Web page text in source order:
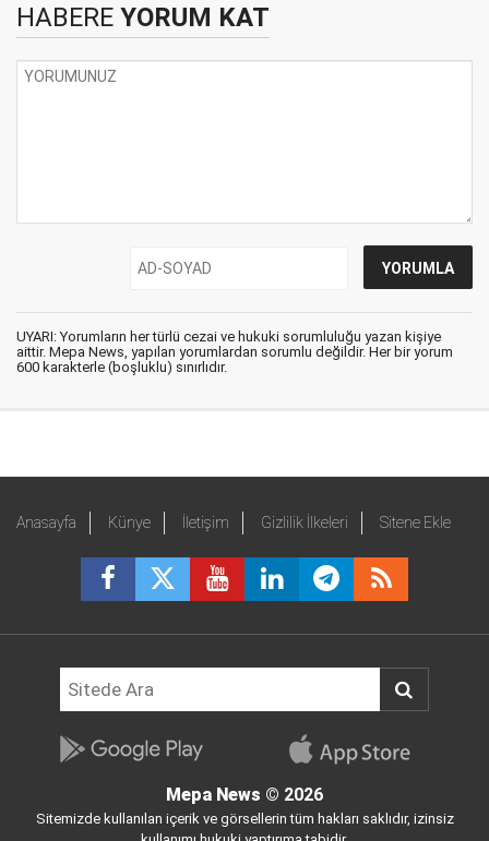
HABERE YORUM KAT
UYARI: Yorumların her türlü cezai ve hukuki sorumluluğu yazan kişiye
aittir. Mepa News, yapılan yorumlardan sorumlu değildir. Her bir yorum
600 karakterle (boşluklu) sınırlıdır.
Anasayfa Künye İletişim Gizlilik İlkeleri Sitene Ekle
Mepa News © 2026
Sitemizde kullanılan içerik ve görsellerin tüm hakları saklıdır, izinsiz